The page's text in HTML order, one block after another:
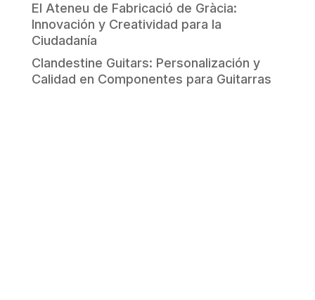
El Ateneu de Fabricació de Gràcia:
Innovación y Creatividad para la
Ciudadanía
Clandestine Guitars: Personalización y
Calidad en Componentes para Guitarras